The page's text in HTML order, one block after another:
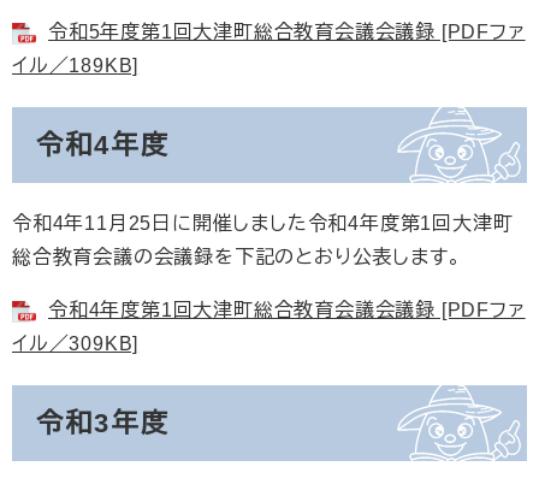
令和5年度第1回大津町総合教育会議会議録 [PDFファ
イル／189KB]
令和4年度
令和4年11月25日に開催しました令和4年度第1回大津町
総合教育会議の会議録を下記のとおり公表します。
令和4年度第1回大津町総合教育会議会議録 [PDFファ
イル／309KB]
令和3年度